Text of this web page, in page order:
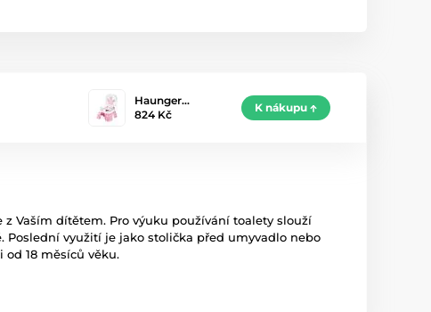
Haunger…
824 Kč
K nákupu
Vaším dítětem. Pro výuku používání toalety slouží
využití je jako stolička před umyvadlo nebo
18 měsíců věku.